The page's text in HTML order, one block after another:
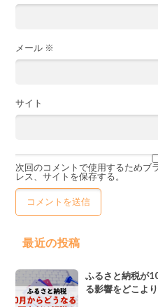
メール ※
サイト
次回のコメントで使用するためブ
レス、サイトを保存する。
最近の投稿
ふるさと納税が
る影響をどこよ